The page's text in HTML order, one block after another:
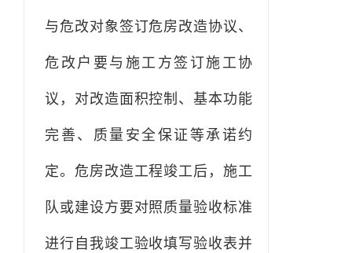
与危改对象签订危房改造协议、
危改户要与施工方签订施工协
议，对改造面积控制、基本功能
完善、质量安全保证等承诺约
定。危房改造工程竣工后，施工
队或建设方要对照质量验收标准
进行自我竣工验收填写验收表并